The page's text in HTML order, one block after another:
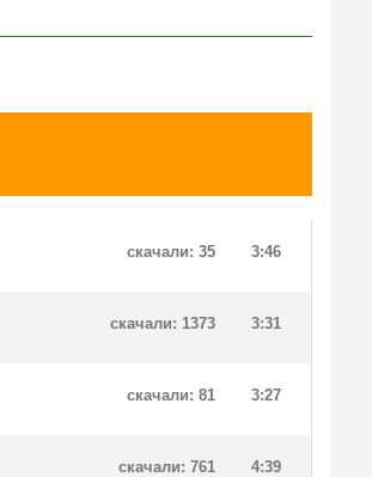
3:46
скачали: 35
3:31
скачали: 1373
3:27
скачали: 81
4:39
скачали: 761